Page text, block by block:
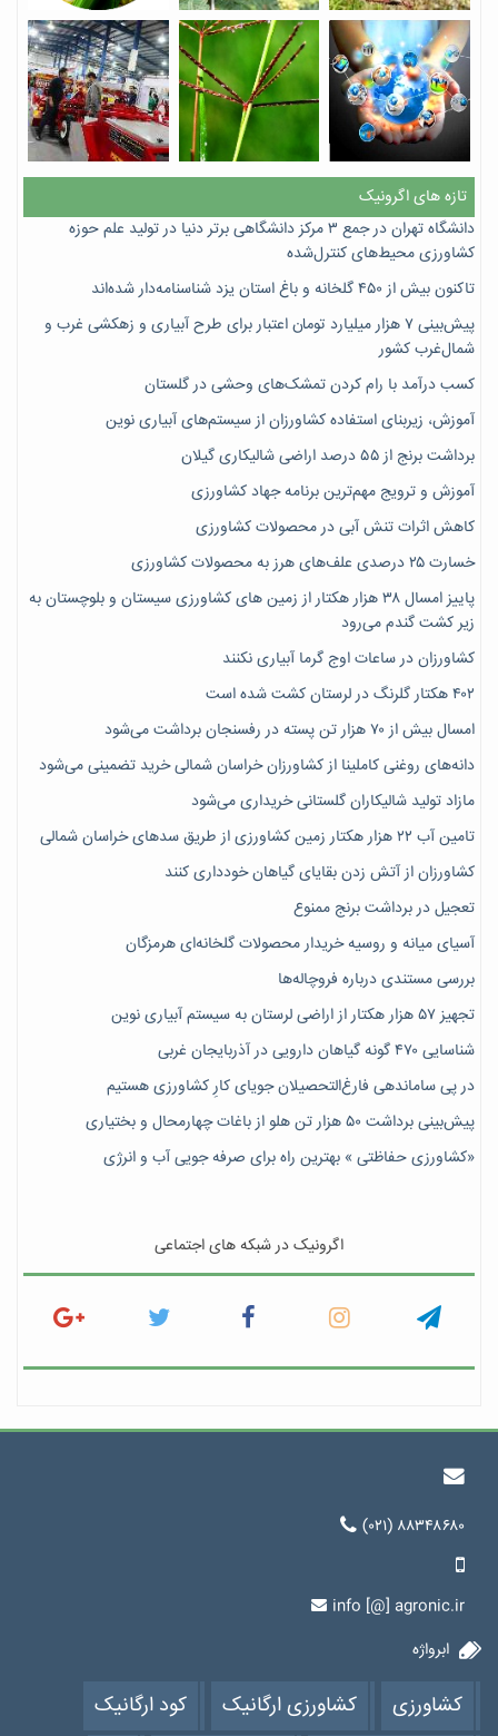
تازه های اگرونیک
دانشگاه تهران در جمع ۳ مرکز دانشگاهی برتر دنیا در تولید علم حوزه
کشاورزی محیط‌های کنترل‌شده
تاکنون بیش از ۴۵۰ گلخانه و باغ استان یزد شناسنامه‌دار شده‌اند
پیش‌بینی ۷‌ هزار میلیارد تومان اعتبار برای طرح آبیاری و زهکشی غرب و
شمال‌غرب کشور
کسب درآمد با رام کردن تمشک‌های وحشی در گلستان
آموزش، زیربنای استفاده کشاورزان از سیستم‌های آبیاری نوین
برداشت برنج از ۵۵ درصد اراضی شالیکاری گیلان
آموزش و ترویج مهم‌ترین برنامه جهاد کشاورزی
کاهش اثرات تنش آبی در محصولات کشاورزی
خسارت ۲۵ درصدی علف‌های هرز به محصولات کشاورزی
پاییز امسال ۳۸ هزار هکتار از زمین های کشاورزی سیستان و بلوچستان به
زیر کشت گندم می‌رود
کشاورزان در ساعات اوج گرما آبیاری نکنند
۴۰۲ هکتار گلرنگ در لرستان کشت شده است
امسال بیش از ۷۰ هزار تن پسته در رفسنجان برداشت می‌شود
دانه‌های روغنی کاملینا از کشاورزان خراسان شمالی خرید تضمینی می‌شود
مازاد تولید شالیکاران گلستانی خریداری می‌شود
تامین آب ۲۲ هزار هکتار زمین کشاورزی از طریق سدهای خراسان شمالی
کشاورزان از آتش زدن بقایای گیاهان خودداری کنند
تعجیل در برداشت برنج ممنوع
آسیای میانه و روسیه خریدار محصولات گلخانه‌ای هرمزگان
بررسی مستندی درباره فروچاله‌ها
تجهیز ۵۷ هزار هکتار از اراضی لرستان به سیستم آبیاری نوین
شناسایی ۴۷٠ گونه گیاهان دارویی در آذربایجان غربی
در پی ساماندهی فارغ‌التحصیلان جویای کارِ کشاورزی هستیم
پیش‎‌بینی برداشت ۵۰ هزار تن هلو از باغات چهارمحال و بختیاری
«کشاورزی حفاظتی » بهترین راه برای صرفه جویی آب و انرژی
اگرونیک در شبکه های اجتماعی
(۰۲۱) ۸۸۳۴۸۶۸۰
info [@] agronic.ir
ابرواژه
کشاورزی کشاورزی ارگانیک کود ارگانیک